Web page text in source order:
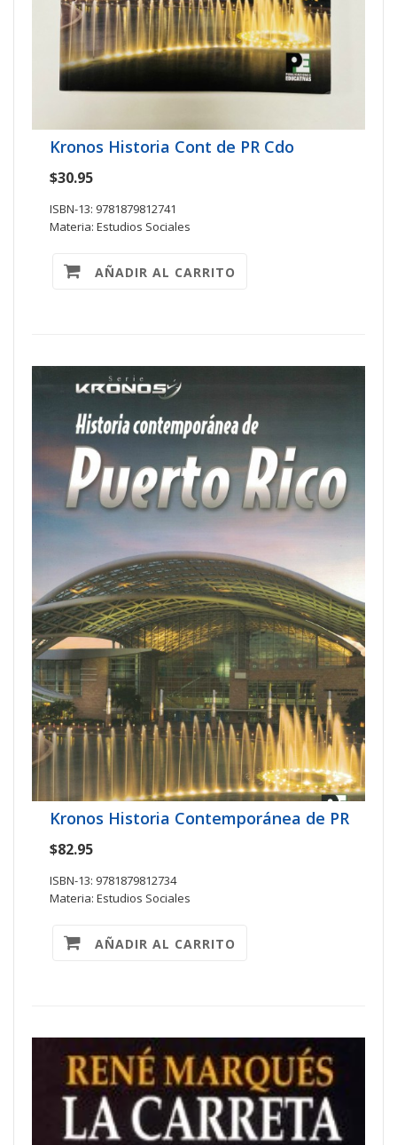
Kronos Historia Cont de PR Cdo
$30.95
ISBN-13: 9781879812741
Materia: Estudios Sociales
AÑADIR AL CARRITO
Kronos Historia Contemporánea de PR
$82.95
ISBN-13: 9781879812734
Materia: Estudios Sociales
AÑADIR AL CARRITO